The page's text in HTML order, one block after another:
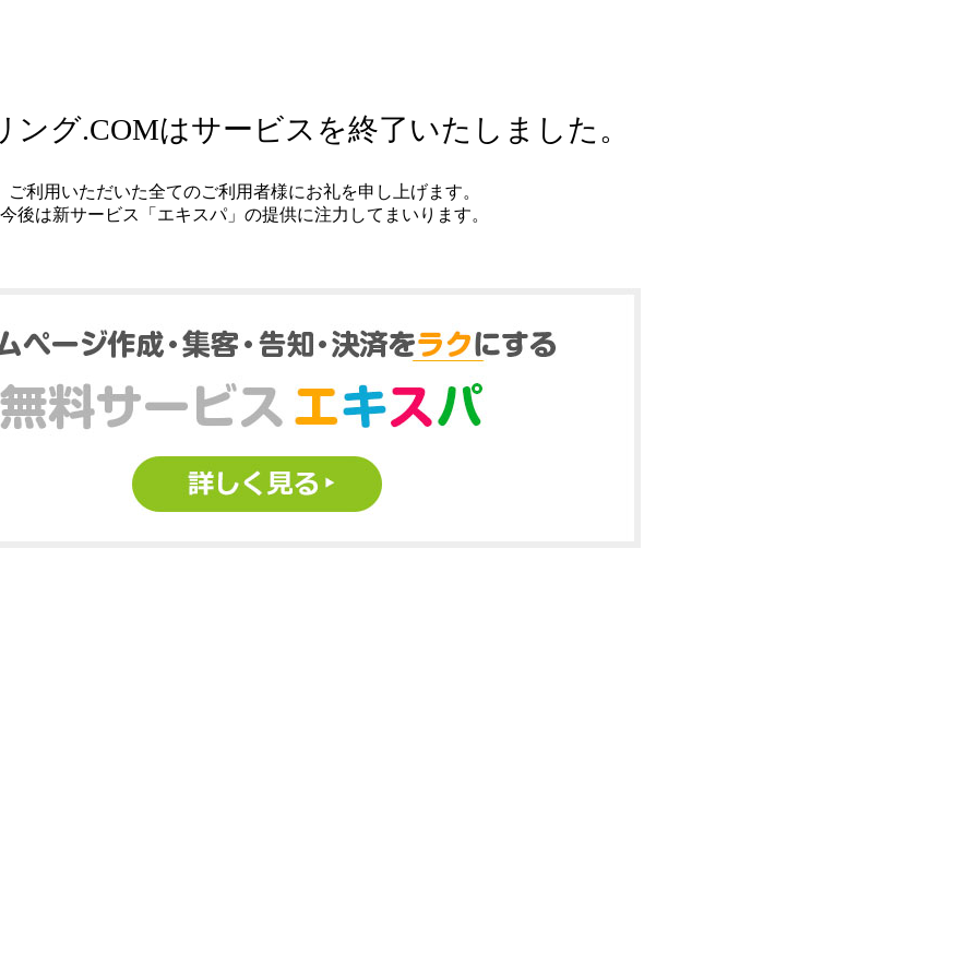
ング.COMはサービスを終了いたしました。
ご利用いただいた全てのご利用者様にお礼を申し上げます。
今後は新サービス「エキスパ」の提供に注力してまいります。